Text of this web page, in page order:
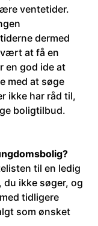
ventetider.
dermed
at få en
en god ide at
med at søge
ikke har råd til,
boligtilbud.
til en ledig
ikke søger, og
tidligere
som ønsket